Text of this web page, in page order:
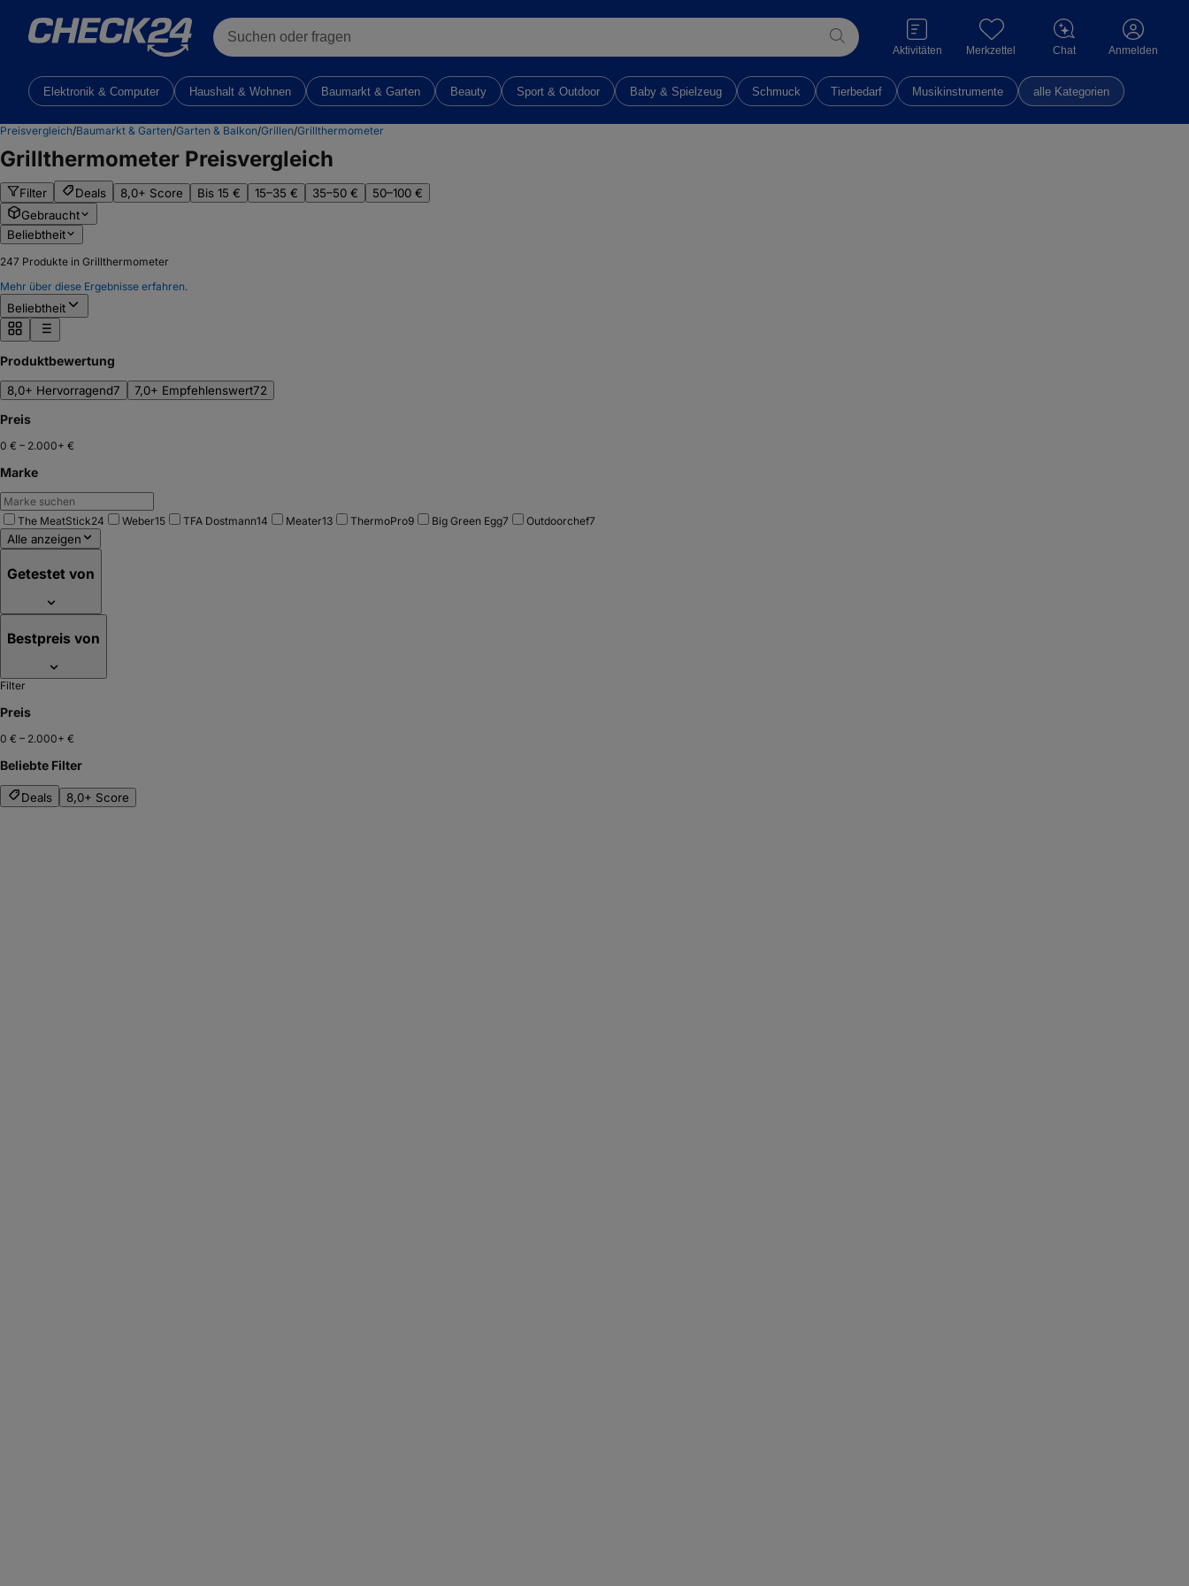
Suchen oder fragen
Aktivitäten Merkzettel Chat Anmelden
Elektronik & Computer Haushalt & Wohnen Baumarkt & Garten Beauty Sport & Outdoor Baby & Spielzeug Schmuck Tierbedarf Musikinstrumente alle Kategorien
Preisvergleich/Baumarkt & Garten/Garten & Balkon/Grillen/Grillthermometer
Grillthermometer Preisvergleich
Filter Deals 8,0+ Score Bis 15 € 15–35 € 35–50 €
50–100 €
Gebraucht
Beliebtheit
247 Produkte in Grillthermometer
Mehr über diese Ergebnisse erfahren.
Beliebtheit
Produktbewertung
8,0+ Hervorragend7 7,0+ Empfehlenswert72
Preis
0 € – 2.000+ €
Marke
The MeatStick24 Weber15 TFA Dostmann14 Meater13 ThermoPro9 Big Green Egg7 Outdoorchef7
Alle anzeigen
Getestet von
Bestpreis von
Filter
Preis
0 € – 2.000+ €
Beliebte Filter
Deals 8,0+ Score